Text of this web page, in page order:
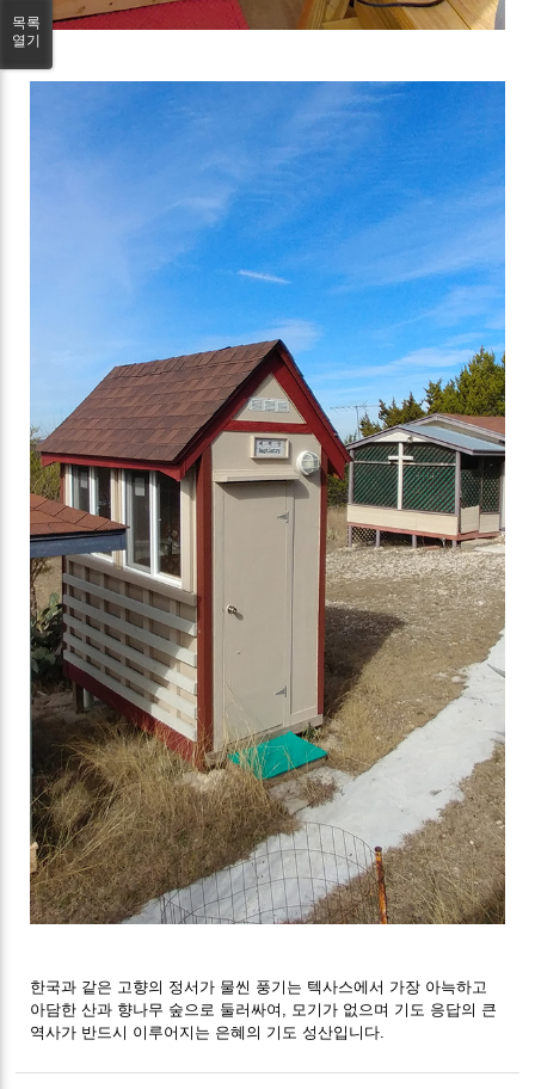
한국과 같은 고향의 정서가 물씬 풍기는 텍사스에서 가장 아늑하고
아담한 산과 향나무 숲으로 둘러싸여, 모기가 없으며 기도 응답의 큰
역사가 반드시 이루어지는 은혜의 기도 성산입니다.
목록
열기